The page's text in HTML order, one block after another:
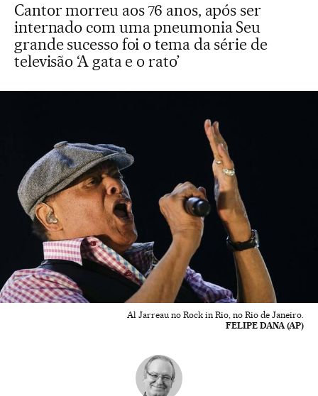
Cantor morreu aos 76 anos, após ser
internado com uma pneumonia Seu
grande sucesso foi o tema da série de
televisão ‘A gata e o rato’
Al Jarreau no Rock in Rio, no Rio de Janeiro.
FELIPE DANA (AP)